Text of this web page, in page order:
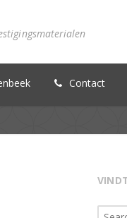
Contact